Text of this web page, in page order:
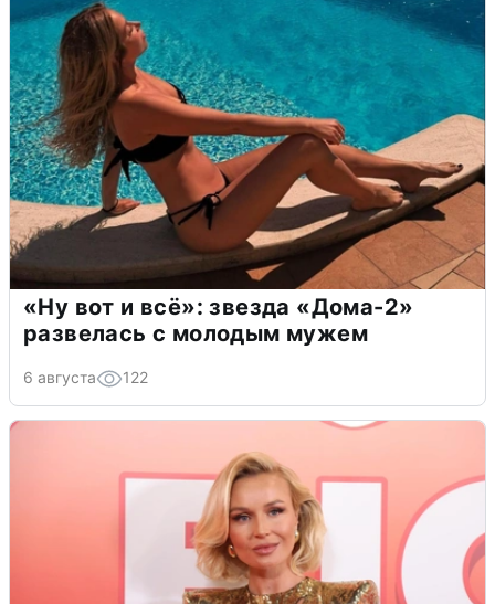
«Ну вот и всё»: звезда «Дома-2»
развелась с молодым мужем
6 августа 122